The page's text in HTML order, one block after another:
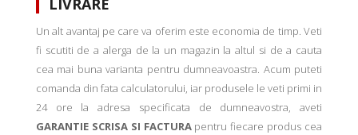
LIVRARE
Un alt avantaj pe care va oferim este economia de timp. Veti
fi scutiti de a alerga de la un magazin la altul si de a cauta
cea mai buna varianta pentru dumneavoastra. Acum puteti
comanda din fata calculatorului, iar produsele le veti primi in
24 ore la adresa specificata de dumneavostra, aveti
GARANTIE SCRISA SI FACTURApentru fiecare produs cea